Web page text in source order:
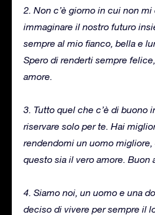
2. Non c’è giorno in cui non
immaginare il nostro futuro
sempre al mio fianco, bella e
Spero di renderti sempre
amore.
3. Tutto quel che c’è di buono
riservare solo per te. Hai
rendendomi un uomo
questo sia il vero amore. Buon
4. Siamo noi, un uomo e una
deciso di vivere per sempre il